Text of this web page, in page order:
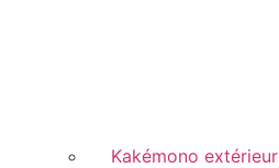
Kakémono extérieur